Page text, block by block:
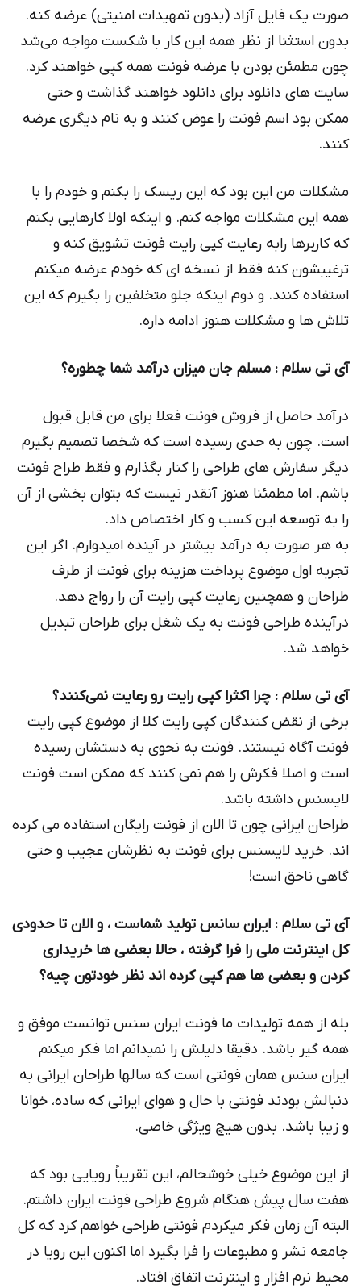
صورت یک فایل آزاد (بدون تمهیدات امنیتی) عرضه کنه.
بدون استثنا از نظر همه این کار با شکست مواجه می‌شد
چون مطمئن بودن با عرضه فونت همه کپی خواهند کرد.
سایت های دانلود برای دانلود خواهند گذاشت و حتی
ممکن بود اسم فونت را عوض کنند و به نام دیگری عرضه
کنند.
مشکلات من این بود که این ریسک را بکنم و خودم را با
همه این مشکلات مواجه کنم. و اینکه اولا کارهایی بکنم
که کاربرها رابه رعایت کپی رایت فونت تشویق کنه و
ترغیبشون کنه فقط از نسخه ای که خودم عرضه میکنم
استفاده کنند. و دوم اینکه جلو متخلفین را بگیرم که این
تلاش ها و مشکلات هنوز ادامه داره.
آی تی سلام : مسلم جان میزان درآمد شما چطوره؟
درآمد حاصل از فروش فونت فعلا برای من قابل قبول
است. چون به حدی رسیده است که شخصا تصمیم بگیرم
دیگر سفارش های طراحی را کنار بگذارم و فقط طراح فونت
باشم. اما مطمئنا هنوز آنقدر نیست که بتوان بخشی از آن
را به توسعه این کسب و کار اختصاص داد.
به هر صورت به درآمد بیشتر در آینده امیدوارم. اگر این
تجربه اول موضوع پرداخت هزینه برای فونت از طرف
طراحان و همچنین رعایت کپی رایت آن را رواج دهد.
درآینده طراحی فونت به یک شغل برای طراحان تبدیل
خواهد شد.
آی تی سلام : چرا اكثرا كپی رایت رو رعایت نمی‌كنند؟
برخی از نقض کنندگان کپی رایت کلا از موضوع کپی رایت
فونت آگاه نیستند. فونت به نحوی به دستشان رسیده
است و اصلا فکرش را هم نمی کنند که ممکن است فونت
لایسنس داشته باشد.
طراحان ایرانی چون تا الان از فونت رایگان استفاده می کرده
اند. خرید لایسنس برای فونت به نظرشان عجیب و حتی
گاهی ناحق است!
آی تی سلام : ایران سانس تولید شماست ، و الان تا حدودی
كل اینترنت ملی را فرا گرفته ، حالا بعضی ها خریداری
كردن و بعضی ها هم کپی کرده اند نظر خودتون چیه؟
بله از همه تولیدات ما فونت ایران سنس توانست موفق و
همه گیر باشد. دقیقا دلیلش را نمیدانم اما فکر میکنم
ایران سنس همان فونتی است که سالها طراحان ایرانی به
دنبالش بودند فونتی با حال و هوای ایرانی که ساده، خوانا
و زیبا باشد. بدون هیچ ویژگی خاصی.
از این موضوع خیلی خوشحالم، این تقریباً رویایی بود که
هفت سال پیش هنگام شروع طراحی فونت ایران داشتم.
البته آن زمان فکر میکردم فونتی طراحی خواهم کرد که کل
جامعه نشر و مطبوعات را فرا بگیرد اما اکنون این رویا در
محیط نرم افزار و اینترنت اتفاق افتاد.